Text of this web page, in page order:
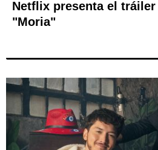
Netflix presenta el
"Moria"